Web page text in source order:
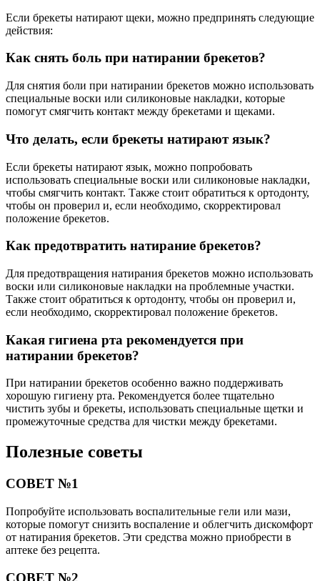
Если брекеты натирают щеки, можно предпринять следующие
действия:
Как снять боль при натирании брекетов?
Для снятия боли при натирании брекетов можно использовать
специальные воски или силиконовые накладки, которые
помогут смягчить контакт между брекетами и щеками.
Что делать, если брекеты натирают язык?
Если брекеты натирают язык, можно попробовать
использовать специальные воски или силиконовые накладки,
чтобы смягчить контакт. Также стоит обратиться к ортодонту,
чтобы он проверил и, если необходимо, скорректировал
положение брекетов.
Как предотвратить натирание брекетов?
Для предотвращения натирания брекетов можно использовать
воски или силиконовые накладки на проблемные участки.
Также стоит обратиться к ортодонту, чтобы он проверил и,
если необходимо, скорректировал положение брекетов.
Какая гигиена рта рекомендуется при
натирании брекетов?
При натирании брекетов особенно важно поддерживать
хорошую гигиену рта. Рекомендуется более тщательно
чистить зубы и брекеты, использовать специальные щетки и
промежуточные средства для чистки между брекетами.
Полезные советы
СОВЕТ №1
Попробуйте использовать воспалительные гели или мази,
которые помогут снизить воспаление и облегчить дискомфорт
от натирания брекетов. Эти средства можно приобрести в
аптеке без рецепта.
СОВЕТ №2